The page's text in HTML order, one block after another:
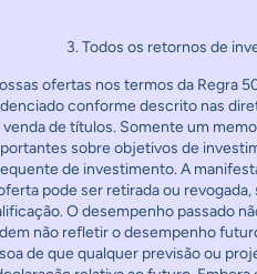
3. Todos os retornos de
ofertas nos termos da Regra
conforme descrito nas
venda de títulos. Somente um
sobre objetivos de
de investimento. A
pode ser retirada ou
O desempenho passado
não refletir o desempenho
de que qualquer previsão ou